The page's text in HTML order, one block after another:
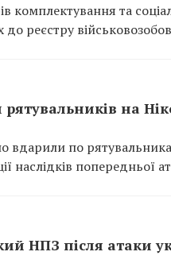
комплектування та
реєстру
на
вдарили по
наслідків попередньої
НПЗ після атаки